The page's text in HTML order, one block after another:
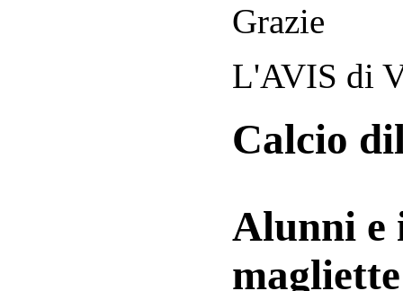
Grazie
L'AVIS di
Calcio
Alunni e